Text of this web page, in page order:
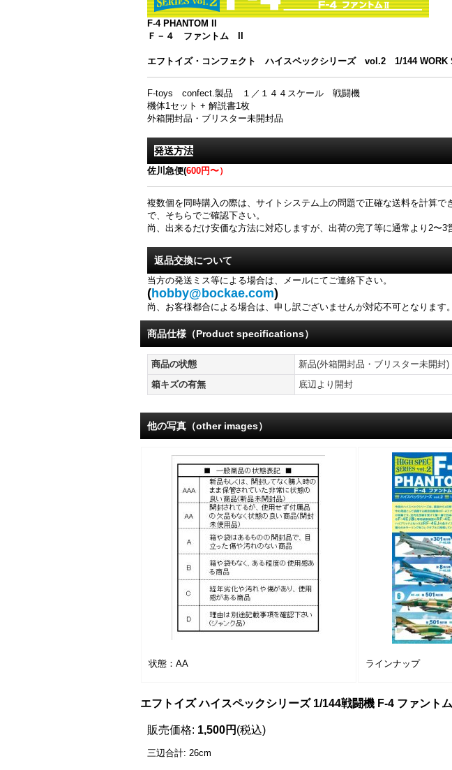
F-4 PHANTOM II
Ｆ－４ ファントム II
エフトイズ・コンフェクト ハイスペックシリーズ vol.2 1/144 WORK
F-toys confect.製品 １／１４４スケール 戦闘機
機体1セット + 解説書1枚
外箱開封品・ブリスター未開封品
発送方法
佐川急便(600円〜）
複数個を同時購入の際は、サイトシステム上の問題で正確な送料を計算
で、そちらでご確認下さい。
尚、出来るだけ安価な方法に対応しますが、出荷の完了等に通常より2〜
返品交換について
当方の発送ミス等による場合は、メールにてご連絡下さい。
(hobby@bockae.com)
尚、お客様都合による場合は、申し訳ございませんが対応不可となります。
商品仕様（Product specifications）
商品の状態
新品(外箱開封品・ブリスター未開封)
箱キズの有無
底辺より開封
他の写真（other images）
状態：AA ラインナップ
エフトイズ ハイスペックシリーズ 1/144戦闘機 F-4 ファント
販売価格: 1,500円 (税込)
三辺合計: 26cm